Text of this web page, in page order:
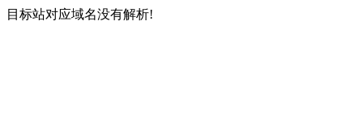
目标站对应域名没有解析!